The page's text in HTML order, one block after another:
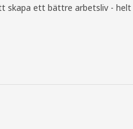
skapa ett bättre arbetsliv - helt